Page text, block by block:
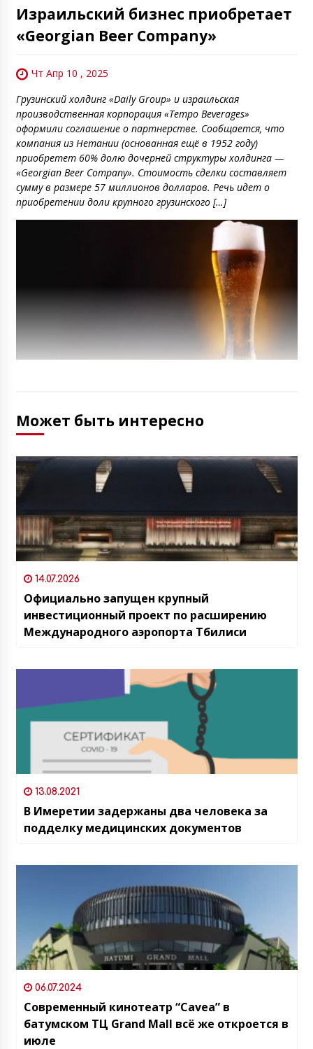
Израильский бизнес приобретает
«Georgian Beer Company»
Чт Апр 10 , 2025
Грузинский холдинг «Daily Group» и израильская
производственная корпорация «Tempo Beverages»
оформили соглашение о партнерстве. Сообщается, что
компания из Нетании (основанная ещё в 1952 году)
приобретет 60% долю дочерней структуры холдинга —
«Georgian Beer Company». Стоимость сделки составляет
сумму в размере 57 миллионов долларов. Речь идет о
приобретении доли крупного грузинского […]
Может быть интересно
14.07.2026
Официально запущен крупный
инвестиционный проект по расширению
Международного аэропорта Тбилиси
13.08.2021
В Имеретии задержаны два человека за
подделку медицинских документов
06.07.2024
Современный кинотеатр “Cavea” в
батумском ТЦ Grand Mall всё же откроется в
июле